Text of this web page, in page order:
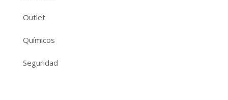
Outlet
Químicos
Seguridad